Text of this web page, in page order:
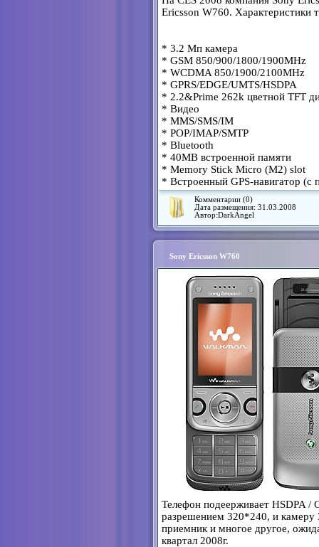
Ericsson W760. Характеристики
* 3.2 Мп камера
* GSM 850/900/1800/1900MHz
* WCDMA 850/1900/2100MHz
* GPRS/EDGE/UMTS/HSDPA
* 2.2&Prime 262k цветной TFT
* Видео
* MMS/SMS/IM
* POP/IMAP/SMTP
* Bluetooth
* 40MB встроенной памяти
* Memory Stick Micro (M2) slot
* Встроенный GPS-навигатор
Комментарии (0)
Дата размещения: 31.03.2008
Автор:DarkAngel
Sony Ericsson W760
Телефон подеерживает HSDPA /
разрешением 320*240, и камеру
приемник и многое другое,
квартал 2008г.